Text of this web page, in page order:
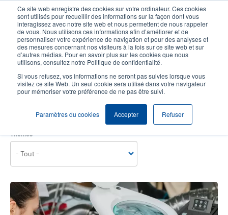
Ce site web enregistre des cookies sur votre ordinateur. Ces cookies
sont utilisés pour recueillir des informations sur la façon dont vous
interagissez avec notre site web et nous permettent de nous rappeler
de vous. Nous utilisons ces informations afin d’améliorer et de
personnaliser votre expérience de navigation et pour des analyses et
des mesures concernant nos visiteurs à la fois sur ce site web et sur
d’autres médias. Pour en savoir plus sur les cookies que nous
utilisons, consultez notre Politique de confidentialité.
Si vous refusez, vos informations ne seront pas suivies lorsque vous
visitez ce site Web. Un seul cookie sera utilisé dans votre navigateur
pour mémoriser votre préférence de ne pas être suivi.
Paramètres du cookies Accepter Refuser
contenu
principal
User
account
menu
User
Header
Sélection Produits Contact Commercial
Nos produits et solutions sont polyvalents et répondent aux besoins de
nombreux secteurs et applications à travers le monde. Les témoignages de nos
aux clients.
Thèmes